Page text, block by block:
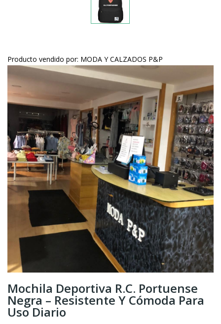
Producto vendido por: MODA Y CALZADOS P&P
Mochila Deportiva R.C. Portuense
Negra – Resistente Y Cómoda Para
Uso Diario